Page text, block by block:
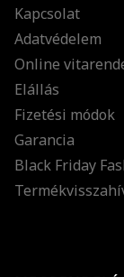
Kapcsolat
Adatvédelem
Online
Elállás
Fizetési módok
Garancia
Black Friday